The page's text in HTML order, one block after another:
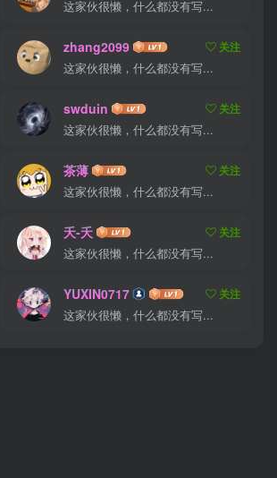
这家伙很懒，什么都没有写...
zhang2099
关注
这家伙很懒，什么都没有写...
swduin
关注
这家伙很懒，什么都没有写...
茶薄
关注
这家伙很懒，什么都没有写...
夭-夭
关注
这家伙很懒，什么都没有写...
YUXIN0717
关注
这家伙很懒，什么都没有写...